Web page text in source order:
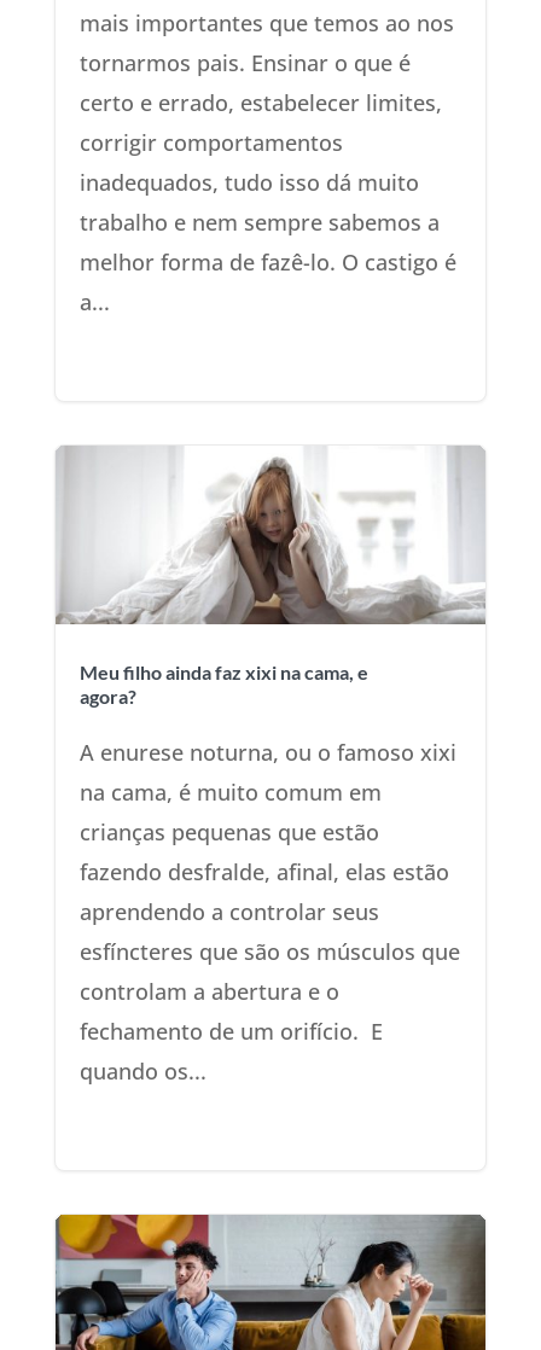
mais importantes que temos ao nos
tornarmos pais. Ensinar o que é
certo e errado, estabelecer limites,
corrigir comportamentos
inadequados, tudo isso dá muito
trabalho e nem sempre sabemos a
melhor forma de fazê-lo. O castigo é
a...
Meu filho ainda faz xixi na cama, e
agora?
A enurese noturna, ou o famoso xixi
na cama, é muito comum em
crianças pequenas que estão
fazendo desfralde, afinal, elas estão
aprendendo a controlar seus
esfíncteres que são os músculos que
controlam a abertura e o
fechamento de um orifício. E
quando os...